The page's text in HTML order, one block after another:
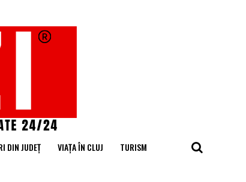
DIN JUDEȚ VIAȚA ÎN CLUJ TURISM